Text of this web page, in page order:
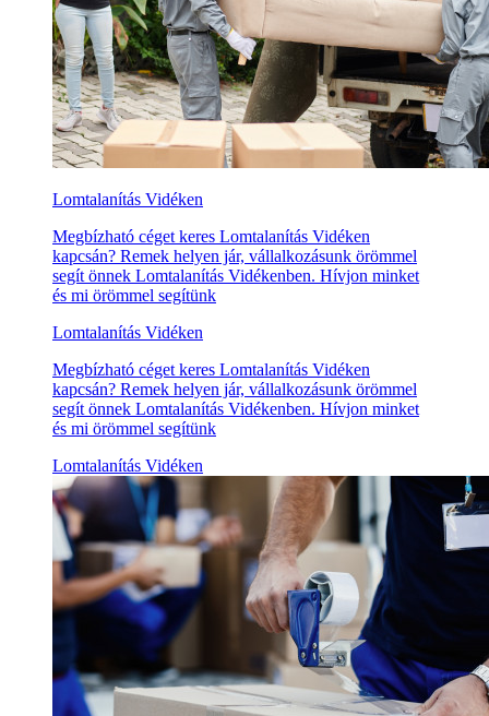
Lomtalanítás Vidéken
Megbízható céget keres Lomtalanítás Vidéken
kapcsán? Remek helyen jár, vállalkozásunk örömmel
segít önnek Lomtalanítás Vidékenben. Hívjon minket
és mi örömmel segítünk
Lomtalanítás Vidéken
Megbízható céget keres Lomtalanítás Vidéken
kapcsán? Remek helyen jár, vállalkozásunk örömmel
segít önnek Lomtalanítás Vidékenben. Hívjon minket
és mi örömmel segítünk
Lomtalanítás Vidéken